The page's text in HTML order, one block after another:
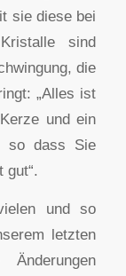
sie diese bei
sind
die
„Alles ist
und ein
so dass Sie
gut“.
und so
letzten